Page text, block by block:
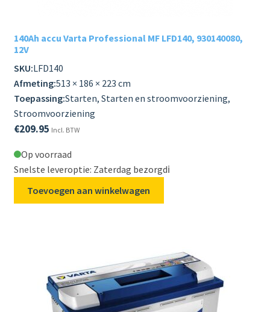
MERKEN
SOORTEN
140Ah accu Varta Professional MF LFD140, 930140080,
12V
SKU:LFD140
Afmeting:513 × 186 × 223 cm
Toepassing:Starten, Starten en stroomvoorziening,
Stroomvoorziening
€209.95 Incl. BTW
Op voorraad
Snelste leveroptie: Zaterdag bezorgdℹ️
Toevoegen aan winkelwagen